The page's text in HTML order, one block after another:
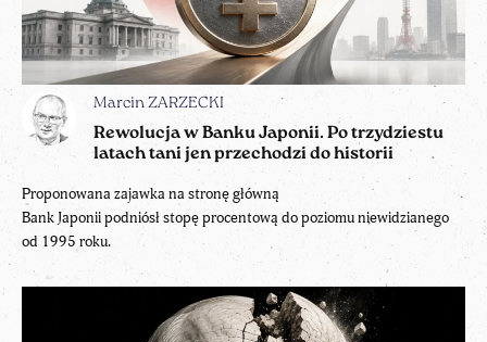
Marcin ZARZECKI
Rewolucja w Banku Japonii. Po trzydziestu
latach tani jen przechodzi do historii
Proponowana zajawka na stronę główną
Bank Japonii podniósł stopę procentową do poziomu niewidzianego
od 1995 roku.